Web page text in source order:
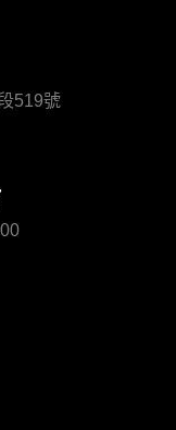
519號